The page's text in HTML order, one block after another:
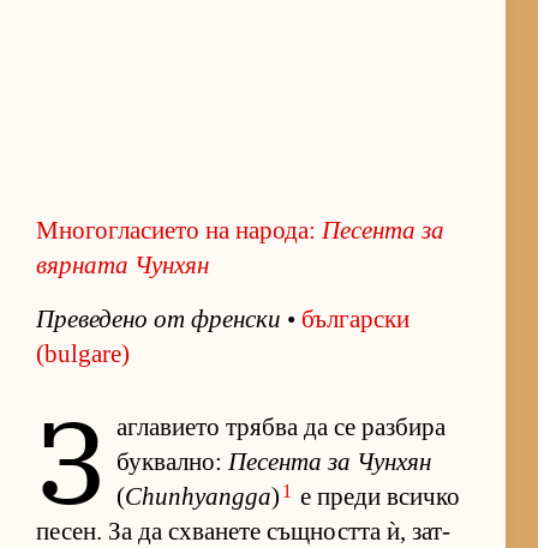
Многогласието на народа: Пе­сента за
вяр­ната Чун­хян
Пре­ве­дено от френ­ски • бъл­гар­ски
(bulgare)
З аг­ла­ви­ето трябва да се раз­бира
бук­вал­но: Пе­сента за Чун­хян
(Chunhyangga) 1 е преди всичко
пе­сен. За да схва­нете същ­ността ѝ, зат­